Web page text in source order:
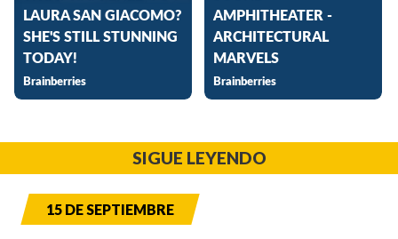
SIGUE LEYENDO
15 DE SEPTIEMBRE